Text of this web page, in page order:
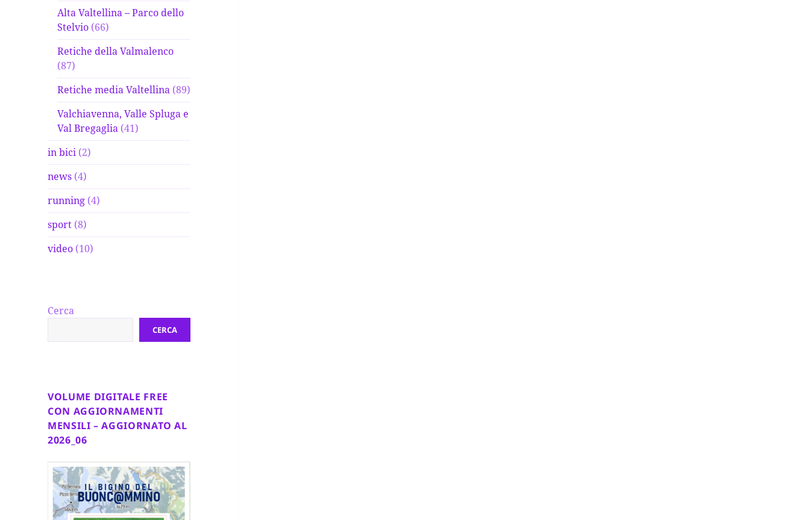
Alta Valtellina – Parco dello
Stelvio (66)
Retiche della Valmalenco
(87)
Retiche media Valtellina (89)
Valchiavenna, Valle Spluga e
Val Bregaglia (41)
in bici (2)
news (4)
running (4)
sport (8)
video (10)
Cerca
CERCA
VOLUME DIGITALE FREE
CON AGGIORNAMENTI
MENSILI – AGGIORNATO AL
2026_06